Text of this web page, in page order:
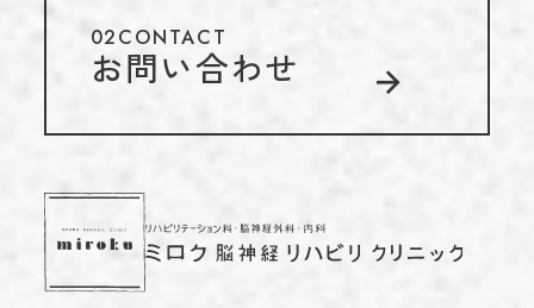
02CONTACT
お問い合わせ